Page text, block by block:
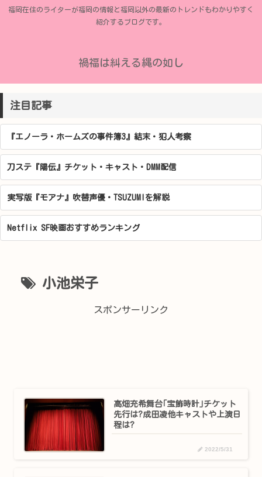
福岡在住のライターが福岡の情報と福岡以外の最新のトレンドもわかりやすく
紹介するブログです。
禍福は糾える縄の如し
注目記事
『エノーラ・ホームズの事件簿3』結末・犯人考察
刀ステ『陽伝』チケット・キャスト・DMM配信
実写版『モアナ』吹替声優・TSUZUMIを解説
Netflix SF映画おすすめランキング
小池栄子
スポンサーリンク
高畑充希舞台｢宝飾時計｣チケット
先行は?成田凌他キャストや上演日
程は?
2022/5/31